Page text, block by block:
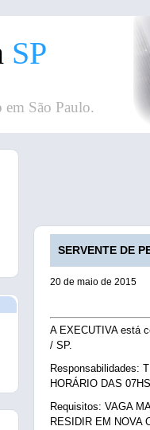
SP
São Paulo.
SERVENTE DE
20 de maio de 2015
A EXECUTIVA está
/ SP.
Responsabilidades:
HORÁRIO DAS
Requisitos: VAGA
RESIDIR EM NOVA